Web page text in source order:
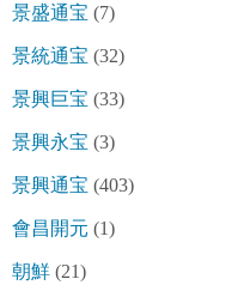
景盛通宝 (7)
景統通宝 (32)
景興巨宝 (33)
景興永宝 (3)
景興通宝 (403)
會昌開元 (1)
朝鮮 (21)